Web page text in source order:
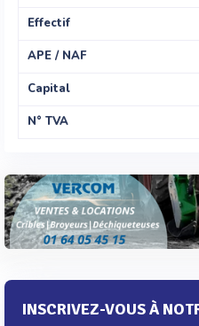
Effectif
APE / NAF
Capital
N° TVA
INSCRIVEZ-VOUS À